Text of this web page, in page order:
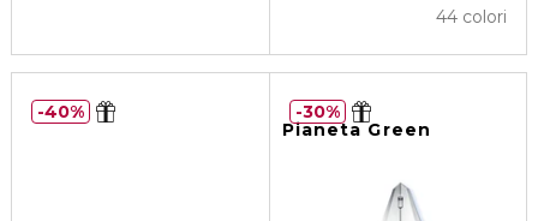
44 colori
40%
Pianeta Green
30%